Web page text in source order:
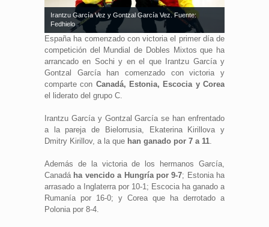
Irantzu García Vez y Gontzal García Vez. Fuente:
Fedhielo
España ha comenzado con victoria el primer día de
competición del Mundial de Dobles Mixtos que ha
arrancado en Sochi y en el que Irantzu García y
Gontzal García han comenzado con victoria y
comparte con Canadá, Estonia, Escocia y Corea
el liderato del grupo C.
Irantzu García y Gontzal García se han enfrentado
a la pareja de Bielorrusia, Ekaterina Kirillova y
Dmitry Kirillov, a la que han ganado por 7 a 11.
Además de la victoria de los hermanos García,
Canadá ha vencido a Hungría por 9-7; Estonia ha
arrasado a Inglaterra por 10-1; Escocia ha ganado a
Rumanía por 16-0; y Corea que ha derrotado a
Polonia por 8-4.